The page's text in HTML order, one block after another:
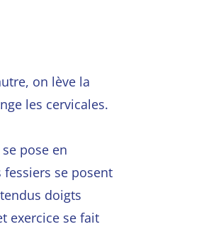
on lève la
les cervicales.
pose en
se posent
doigts
exercice se fait